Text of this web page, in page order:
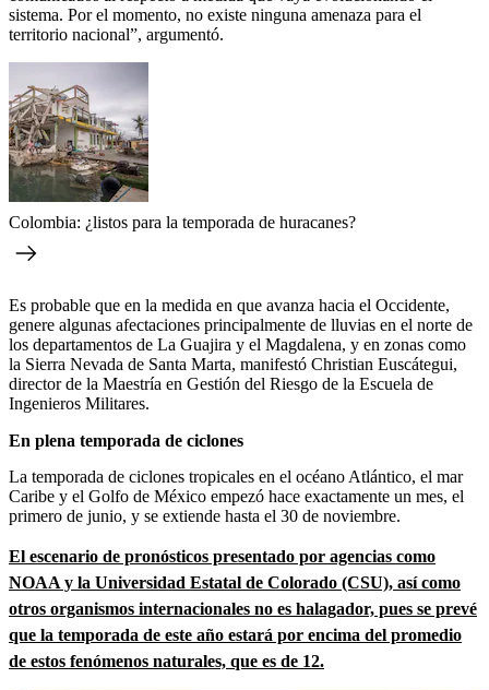
sistema. Por el momento, no existe ninguna amenaza para el
territorio nacional”, argumentó.
Colombia: ¿listos para la temporada de huracanes?
Es probable que en la medida en que avanza hacia el Occidente,
genere algunas afectaciones principalmente de lluvias en el norte de
los departamentos de La Guajira y el Magdalena, y en zonas como
la Sierra Nevada de Santa Marta, manifestó Christian Euscátegui,
director de la Maestría en Gestión del Riesgo de la Escuela de
Ingenieros Militares.
En plena temporada de ciclones
La temporada de ciclones tropicales en el océano Atlántico, el mar
Caribe y el Golfo de México empezó hace exactamente un mes, el
primero de junio, y se extiende hasta el 30 de noviembre.
El escenario de pronósticos presentado por agencias como
NOAA y la Universidad Estatal de Colorado (CSU), así como
otros organismos internacionales no es halagador, pues se prevé
que la temporada de este año estará por encima del promedio
de estos fenómenos naturales, que es de 12.